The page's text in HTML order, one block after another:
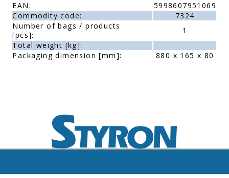
EAN:
5998607951069
Commodity code:
7324
Number of bags / products
[pcs]:
1
Total weight [kg]:
Packaging dimension [mm]:
880 x 165 x 80